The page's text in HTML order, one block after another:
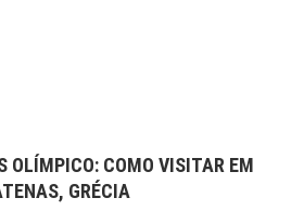
OLÍMPICO: COMO VISITAR EM
GRÉCIA